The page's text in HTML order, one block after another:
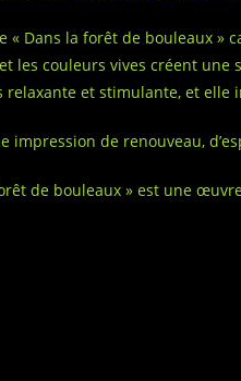
« Dans la forêt de bouleaux »
les couleurs vives créent une
relaxante et stimulante, et
impression de renouveau,
de bouleaux » est une